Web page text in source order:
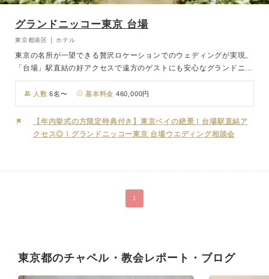
グランドニッコー東京 台場
東京都港区 │ ホテル
東京の名所が一望できる贅沢ロケーションでのウェディングが実現。
「台場」駅直結の好アクセスで遠方のゲストにも安心なグランドニッ
コー東京台場は、東京ベイエリアでは唯一無二のヨーロピアンテイス
トホテルでの結婚式が叶う会場です。永遠を表すリングを形どった天
井装飾が目を引く石造りの独立型チャペル「ルミエール」では、まる
で天から降ってくるかのように聞こえる聖歌隊の歌声や拍手、そして
天井からの七色の光が誓いの瞬間をより印象的なものにしてくれま
人数 6名〜 基本料金 460,000円
【年内挙式の方限定特典付き】東京ベイの絶景！台場駅直結ア
クセス◎！グランドニッコー東京 台場ウエディング相談会
1
東京都のチャペル・教会レポート・ブログ